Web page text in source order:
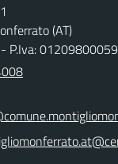
(AT)
P.Iva: 01209800059